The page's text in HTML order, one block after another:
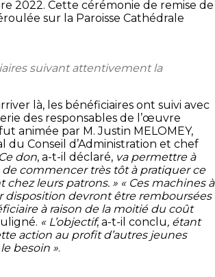
2022. Cette cérémonie de remise de
sur la Paroisse Cathédrale
suivant attentivement la
là, les bénéficiaires ont suivi avec
des responsables de l’œuvre
animée par M. Justin MELOMEY,
du Conseil d’Administration et chef
Ce don, a-t-il déclaré, va permettre à
commencer très tôt à pratiquer ce
chez leurs patrons. » « Ces machines à
disposition devront être remboursées
à raison de la moitié du coût
« L’objectif, a-t-il conclu, étant
action au profit d’autres jeunes
besoin ».